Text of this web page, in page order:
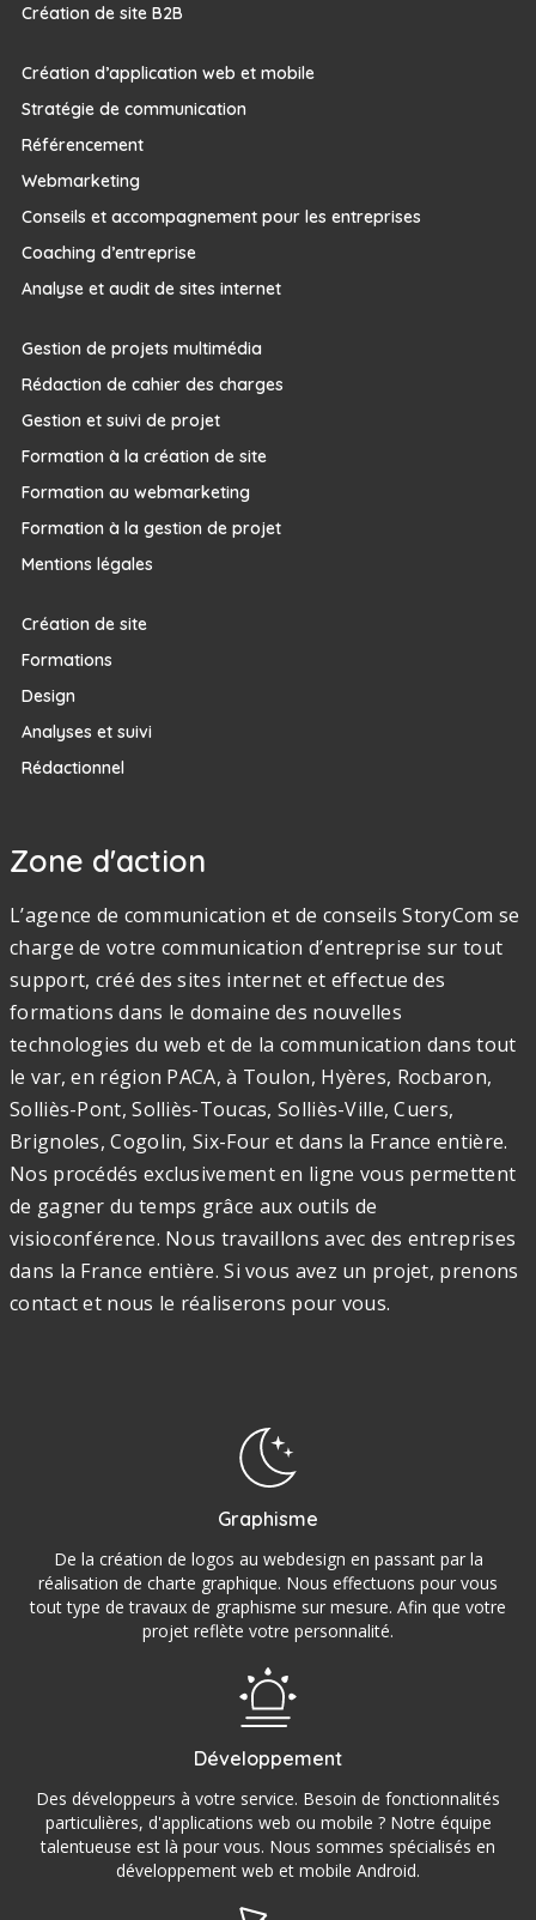
Création de site B2B
Création d’application web et mobile
Stratégie de communication
Référencement
Webmarketing
Conseils et accompagnement pour les entreprises
Coaching d’entreprise
Analyse et audit de sites internet
Gestion de projets multimédia
Rédaction de cahier des charges
Gestion et suivi de projet
Formation à la création de site
Formation au webmarketing
Formation à la gestion de projet
Mentions légales
Création de site
Formations
Design
Analyses et suivi
Rédactionnel
Zone d'action
L’agence de communication et de conseils StoryCom se
charge de votre communication d’entreprise sur tout
support, créé des sites internet et effectue des
formations dans le domaine des nouvelles
technologies du web et de la communication dans tout
le var, en région PACA, à Toulon, Hyères, Rocbaron,
Solliès-Pont, Solliès-Toucas, Solliès-Ville, Cuers,
Brignoles, Cogolin, Six-Four et dans la France entière.
Nos procédés exclusivement en ligne vous permettent
de gagner du temps grâce aux outils de
visioconférence. Nous travaillons avec des entreprises
dans la France entière. Si vous avez un projet, prenons
contact et nous le réaliserons pour vous.
Graphisme
De la création de logos au webdesign en passant par la
réalisation de charte graphique. Nous effectuons pour vous
tout type de travaux de graphisme sur mesure. Afin que votre
projet reflète votre personnalité.
Développement
Des développeurs à votre service. Besoin de fonctionnalités
particulières, d'applications web ou mobile ? Notre équipe
talentueuse est là pour vous. Nous sommes spécialisés en
développement web et mobile Android.